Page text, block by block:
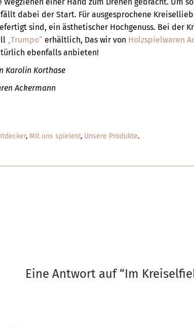
dabei der Start. Für ausgesprochene
sind, ein ästhetischer Hochgenuss. Bei der
„Trumpo“ erhältlich, Das wir von Holzspielwaren
ebenfalls anbieten!
Karolin Korthase
Ackermann
, Mit uns spielen!, Unsere Produkte.
Eine Antwort auf “Im